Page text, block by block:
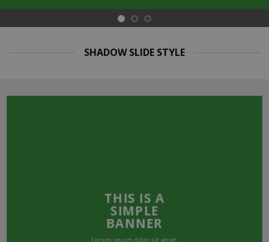
SHADOW SLIDE STYLE
THIS IS A
SIMPLE
BANNER
Lorem ipsum dolor sit amet,